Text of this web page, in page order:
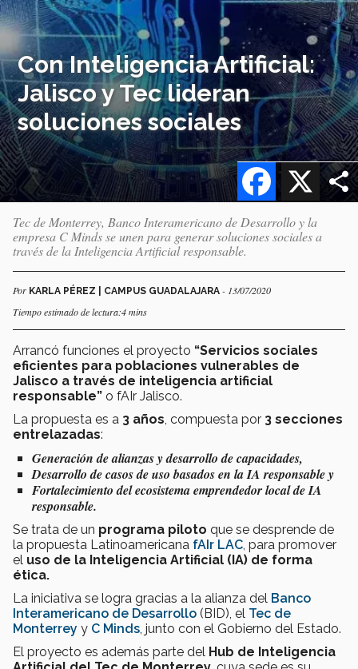
Con Inteligencia Artificial:
Jalisco y Tec lideran
soluciones sociales
X
Facebook
Tec de Monterrey, Banco Interamericano de Desarrollo y la
empresa C Minds se unen para generar soluciones sociales a
través de la Inteligencia Artificial responsable.
Por KARLA PÉREZ | CAMPUS GUADALAJARA - 13/07/2020
Tiempo estimado de lectura:4 mins
Arrancó funciones el proyecto “Servicios sociales
eficientes para poblaciones vulnerables de
Jalisco a través de inteligencia artificial
responsable” o fAIr Jalisco.
La propuesta es a 3 años , compuesta por 3 secciones
entrelazadas:
Generación de alianzas y desarrollo de capacidades,
Desarrollo de casos de uso basados en la IA responsable y
Fortalecimiento del ecosistema emprendedor local de IA
responsable.
Se trata de un programa piloto que se desprende de
la propuesta Latinoamericana fAIr LAC , para promover
el uso de la Inteligencia Artificial (IA) de forma
ética.
La iniciativa se logra gracias a la alianza del Banco
Interamericano de Desarrollo (BID), el Tec de
Monterrey y C Minds , junto con el Gobierno del Estado.
El proyecto es además parte del Hub de Inteligencia